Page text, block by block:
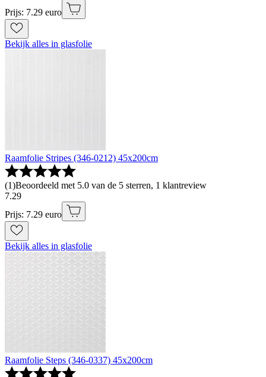
Prijs: 7.29 euro
Bekijk alles in glasfolie
Raamfolie Stripes (346-0212) 45x200cm
(1)Beoordeeld met 5.0 van de 5 sterren, 1 klantreview
7.29
Prijs: 7.29 euro
Bekijk alles in glasfolie
Raamfolie Steps (346-0337) 45x200cm